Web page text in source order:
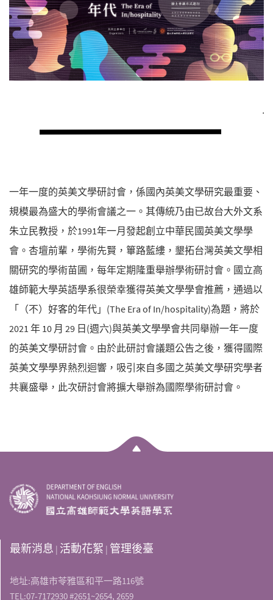
一年一度的英美文學研討會，係國內英美文學研究最重要、
規模最為盛大的學術會議之一。其傳統乃由已故台大外文系
朱立民教授，於1991年一月發起創立中華民國英美文學學
會。杏壇前輩，學術先賢，篳路藍縷，墾拓台灣英美文學相
關研究的學術苗圃，每年定期隆重舉辦學術研討會。國立高
雄師範大學英語學系很榮幸獲得英美文學學會推薦，通過以
「（不）好客的年代」(The Era of In/hospitality)為題，將於
2021 年 10 月 29 日(週六)與英美文學學會共同舉辦一年一度
的英美文學研討會。由於此研討會議題公告之後，獲得國際
英美文學學界熱烈迴響，吸引來自多國之英美文學研究學者
共襄盛舉，此次研討會將擴大舉辦為國際學術研討會。
最新消息 | 活動花絮 | 管理後臺
地址:高雄市苓雅區和平一路116號
TEL:07-7172930 #2651~2654, 2659